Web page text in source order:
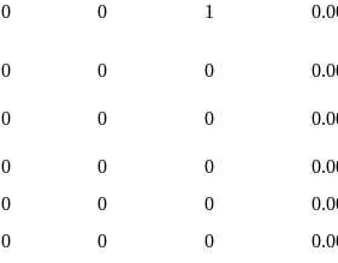
0 0 1
0 0 0
0 0 0
0 0 0
0 0 0
0 0 0